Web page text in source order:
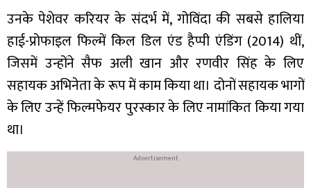
उनके पेशेवर करियर के संदर्भ में, गोविंदा की सबसे हालिया
हाई-प्रोफाइल फिल्में किल डिल एंड हैप्पी एंडिंग (2014) थीं,
जिसमें उन्होंने सैफ अली खान और रणवीर सिंह के लिए
सहायक अभिनेता के रूप में काम किया था। दोनों सहायक भागों
के लिए उन्हें फिल्मफेयर पुरस्कार के लिए नामांकित किया गया
था।